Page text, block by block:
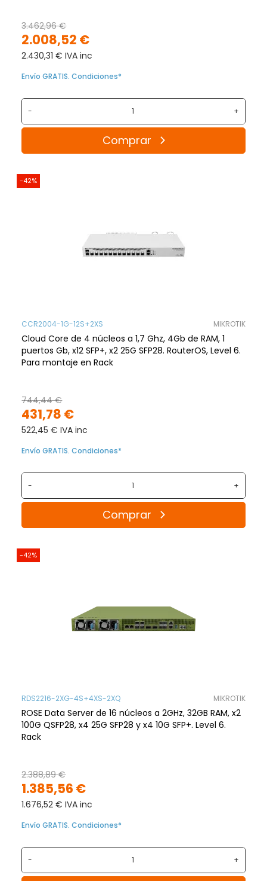
2.008,52 €
3.462,96 €
2.430,31 € IVA inc
Envío GRATIS. Condiciones*
- +
Comprar
-42%
CCR2004-1G-12S+2XS MIKROTIK
Cloud Core de 4 núcleos a 1,7 Ghz, 4Gb de RAM, 1
puertos Gb, x12 SFP+, x2 25G SFP28. RouterOS, Level 6.
Para montaje en Rack
431,78 €
744,44 €
522,45 € IVA inc
Envío GRATIS. Condiciones*
- +
Comprar
-42%
RDS2216-2XG-4S+4XS-2XQ MIKROTIK
ROSE Data Server de 16 núcleos a 2GHz, 32GB RAM, x2
100G QSFP28, x4 25G SFP28 y x4 10G SFP+. Level 6.
Rack
1.385,56 €
2.388,89 €
1.676,52 € IVA inc
Envío GRATIS. Condiciones*
- +